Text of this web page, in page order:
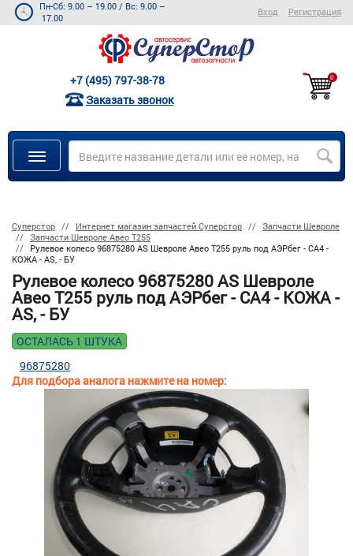
Пн-Сб: 9.00 – 19.00 / Вс: 9.00 –
17.00
Вход Регистрация
+7 (495) 797-38-78
Заказать звонок
0
Суперстор Интернет магазин запчастей Суперстор
Запчасти Шевроле
Запчасти Шевроле Авео Т255
Рулевое колесо 96875280 AS Шевроле Авео Т255 руль под АЭРбег - СА4 -
КОЖА - AS, - БУ
Рулевое колесо 96875280 AS Шевроле
Авео Т255 руль под АЭРбег - СА4 - КОЖА -
AS, - БУ
ОСТАЛАСЬ 1 ШТУКА
Для подбора аналога нажмите на номер:
96875280